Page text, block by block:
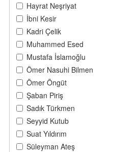
Hayrat Neşriyat
İbni Kesir
Kadri Çelik
Muhammed Esed
Mustafa İslamoğlu
Ömer Nasuhi Bilmen
Ömer Öngüt
Şaban Piriş
Sadık Türkmen
Seyyid Kutub
Suat Yıldırım
Süleyman Ateş